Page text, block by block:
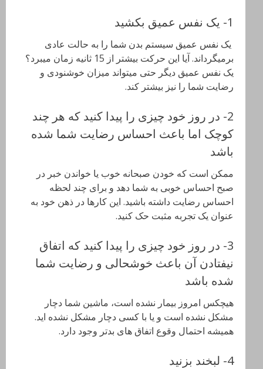
1- یک نفس عمیق بکشید
یک نفس عمیق سیستم بدن شما را به حالت عادی
برمیگرداند. آیا این حرکت بیشتر از 15 ثانیه زمان میبرد؟
یک نفس عمیق دیگر حتی میتواند میزان خوشنودی و
رضایت شما را نیز بیشتر کند.
2- در روز خود چیزی را پیدا کنید که هر چند
کوچک اما باعث احساس رضایت شما شده
باشد
ممکن است که خودن صبحانه خوب یا خواندن خبر در
صبح احساس خوبی به شما دهد و برای چند لحظه
احساس رضایت داشته باشید. این کارها در ذهن خود به
عنوان یک تجربه مثبت حک کنید.
3- در روز خود چیزی را پیدا کنید که اتفاق
نیفتادن آن باعث خوشحالی و رضایت شما
شده باشد
هیچکس امروز بیمار نشده است، ماشین شما دچار
مشکل نشده است و یا با کسی دچار مشکل نشده اید.
همیشه احتمال وقوع اتفاق های بدتر وجود دارد.
4- لبخند بزنید